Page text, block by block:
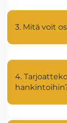
3. Mitä voit
4.